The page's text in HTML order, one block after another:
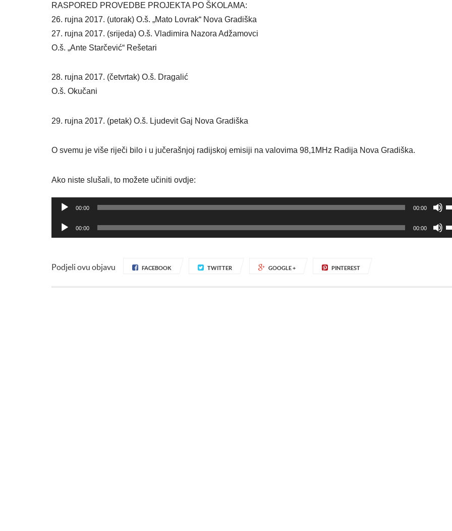
RASPORED PROVEDBE PROJEKTA PO ŠKOLAMA:
26. rujna 2017. (utorak) O.š. „Mato Lovrak“ Nova Gradiška
27. rujna 2017. (srijeda) O.š. Vladimira Nazora Adžamovci
O.š. „Ante Starčević“ Rešetari
28. rujna 2017. (četvrtak) O.š. Dragalić
O.š. Okučani
29. rujna 2017. (petak) O.š. Ljudevit Gaj Nova Gradiška
O svemu je više riječi bilo i u jučerašnjoj radijskoj emisiji na valovima 98,1MHz Radija Nova Gradiška.
Ako niste slušali, to možete učiniti ovdje:
Reproduktor
00:00 00:00
Reproduktor
00:00 00:00
Podjeli ovu objavu FACEBOOK TWITTER GOOGLE + PINTEREST